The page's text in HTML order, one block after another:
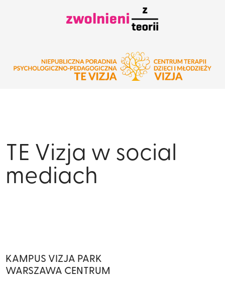
TE Vizja w social
mediach
KAMPUS VIZJA PARK
WARSZAWA CENTRUM